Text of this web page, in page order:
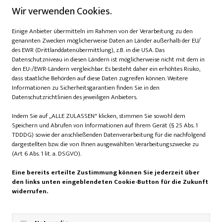
Annette Pehnt („Die Umarmung des Materials“, Verlag Das
Buchlust-Publikumspreis verliehen – ein Highlight für
Publikum, Autoren und Autorinnen gleichermaßen.
Workshops und
Mitmachprogramm
Wer selbst kreativ werden möchte, kann am Samstag von
12 bis 14 Uhr im Workshop „Calaveritas literarias“
humorvolle Gedichte im Stil des mexikanischen Día de
Muertos verfassen – auf Deutsch und Spanisch. Für Kinder
ab fünf Jahren gibt es an beiden Tagen von 14 bis 16 Uhr ein
fantasievolles Mitmachprogramm im Kunstverein, bei dem
gestalten können.
Wir verwenden Cookies.
Einige Anbieter übermitteln im Rahmen von der Verarbeitung zu den
genannten Zwecken möglicherweise Daten an Länder außerhalb der EU/
des EWR (Drittlanddatenübermittlung), z.B. in die USA. Das
Datenschutzniveau in diesen Ländern ist möglicherweise nicht mit dem in
den EU-/EWR-Ländern vergleichbar. Es besteht daher ein erhöhtes Risiko,
dass staatliche Behörden auf diese Daten zugreifen können. Weitere
Informationen zu Sicherheitsgarantien finden Sie in den
Datenschutzrichtlinien des jeweiligen Anbieters.
Indem Sie auf „ALLE ZULASSEN" klicken, stimmen Sie sowohl dem
Speichern und Abrufen von Informationen auf Ihrem Gerät (§ 25 Abs. 1
TDDDG) sowie der anschließenden Datenverarbeitung für die nachfolgend
dargestellten bzw. die von Ihnen ausgewählten Verarbeitungszwecke zu
(Art 6 Abs. 1 lit. a. DSGVO).
Eine bereits erteilte Zustimmung können Sie jederzeit über
den links unten eingeblendeten Cookie-Button für die Zukunft
widerrufen.